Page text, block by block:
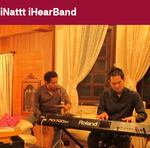
iNattt iHearBand